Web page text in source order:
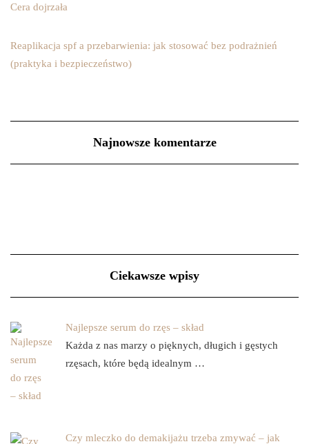
Cera dojrzała
Reaplikacja spf a przebarwienia: jak stosować bez podrażnień
(praktyka i bezpieczeństwo)
Najnowsze komentarze
Ciekawsze wpisy
Najlepsze serum do rzęs – skład
Każda z nas marzy o pięknych, długich i gęstych
rzęsach, które będą idealnym …
Czy mleczko do demakijażu trzeba zmywać – jak